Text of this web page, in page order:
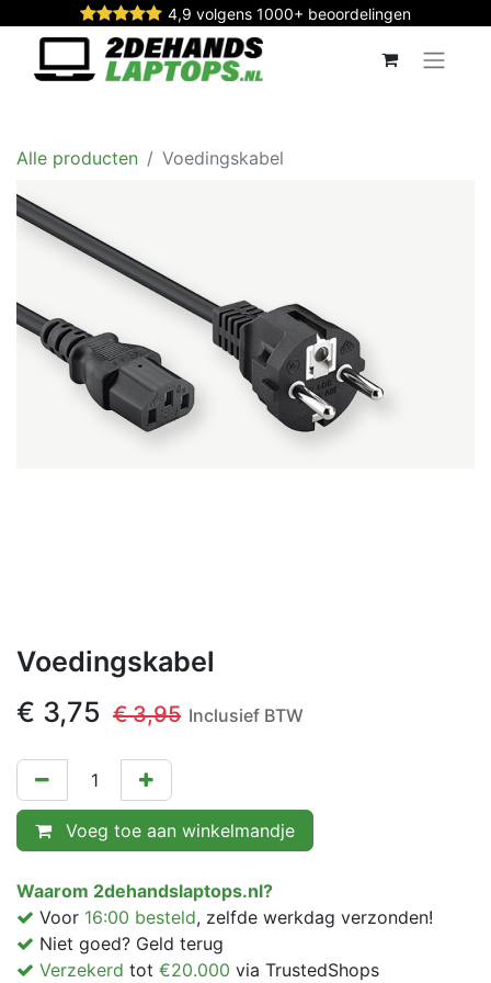
4,9 volgens 1000+ beoordelingen
Alle producten Voedingskabel
Voedingskabel
€ 3,75 €3,95 Inclusief BTW
Voeg toe aan winkelmandje
Waarom 2dehandslaptops.nl?
Voor 16:00 besteld, zelfde werkdag verzonden!
Niet goed? Geld terug
Verzekerd tot €20.000 via TrustedShops